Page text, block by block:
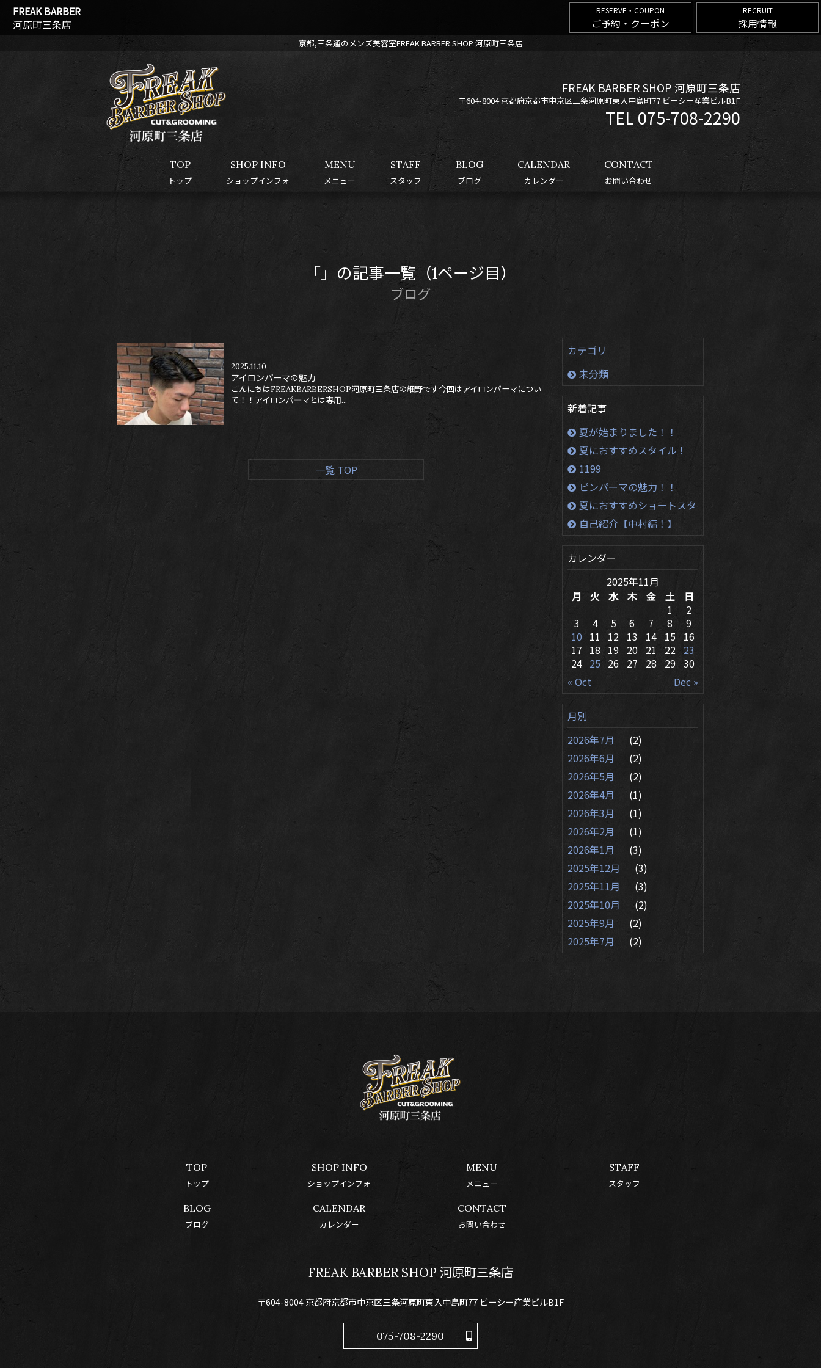
FREAK BARBER
河原町三条店
RESERVE・COUPON
ご予約・クーポン
RECRUIT
採用情報
京都,三条通のメンズ美容室FREAK BARBER SHOP 河原町三条店
FREAK BARBER SHOP 河原町三条店
〒604-8004 京都府京都市中京区三条河原町東入中島町77 ビーシー産業ビルB1F
075-708-2290
TOP
トップ
SHOP INFO
ショップインフォ
MENU
メニュー
STAFF
スタッフ
BLOG
ブログ
CALENDAR
カレンダー
CONTACT
お問い合わせ
「」の記事一覧（1ページ目）
ブログ
2025.11.10
アイロンパーマの魅力
こんにちはFREAKBARBERSHOP河原町三条店の細野です今回はアイロンパーマについ
て！！アイロンパ―マとは専用...
一覧 TOP
カテゴリ
未分類
新着記事
夏が始まりました！！
夏におすすめスタイル！
1199
ピンパーマの魅力！！
夏におすすめショートスタイル！！
自己紹介【中村編！】
カレンダー
2025年11月
月
火 水 木 金 土 日
« Oct Dec »
1
2
3
4 5 6 7 8
9
10 11 12 13 14 15
16
17 18 19 20 21 22
23
24 25 26 27 28 29 30
月別
2026年7月
(2)
2026年6月
(2)
2026年5月
(2)
2026年4月
(1)
2026年3月
(1)
2026年2月
(1)
2026年1月
(3)
2025年12月
(3)
2025年11月
(3)
2025年10月
(2)
2025年9月
(2)
2025年7月
(2)
TOP
トップ
SHOP INFO
ショップインフォ
MENU
メニュー
STAFF
スタッフ
BLOG
ブログ
CALENDAR
カレンダー
CONTACT
お問い合わせ
FREAK BARBER SHOP 河原町三条店
〒604-8004 京都府京都市中京区三条河原町東入中島町77 ビーシー産業ビルB1F
075-708-2290